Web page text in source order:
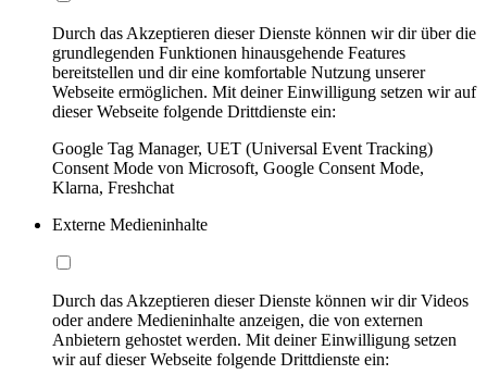
Durch das Akzeptieren dieser Dienste können wir dir über die
grundlegenden Funktionen hinausgehende Features
bereitstellen und dir eine komfortable Nutzung unserer
Webseite ermöglichen. Mit deiner Einwilligung setzen wir auf
dieser Webseite folgende Drittdienste ein:
Google Tag Manager, UET (Universal Event Tracking)
Consent Mode von Microsoft, Google Consent Mode,
Klarna, Freshchat
Externe Medieninhalte
Durch das Akzeptieren dieser Dienste können wir dir Videos
oder andere Medieninhalte anzeigen, die von externen
Anbietern gehostet werden. Mit deiner Einwilligung setzen
wir auf dieser Webseite folgende Drittdienste ein: